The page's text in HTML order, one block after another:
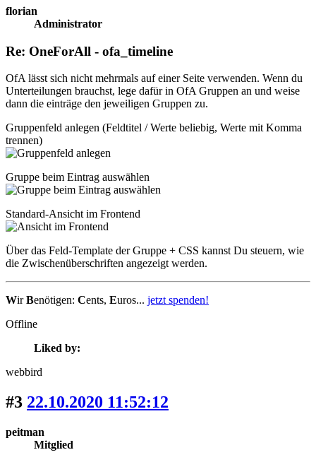
florian
Administrator
Re: OneForAll - ofa_timeline
OfA lässt sich nicht mehrmals auf einer Seite verwenden. Wenn du
Unterteilungen brauchst, lege dafür in OfA Gruppen an und weise
dann die einträge den jeweiligen Gruppen zu.
Gruppenfeld anlegen (Feldtitel / Werte beliebig, Werte mit Komma
trennen)
Gruppe beim Eintrag auswählen
Standard-Ansicht im Frontend
Über das Feld-Template der Gruppe + CSS kannst Du steuern, wie
die Zwischenüberschriften angezeigt werden.
WirBenötigen: Cents, Euros... jetzt spenden!
Offline
Liked by:
webbird
#3 22.10.2020 11:52:12
peitman
Mitglied